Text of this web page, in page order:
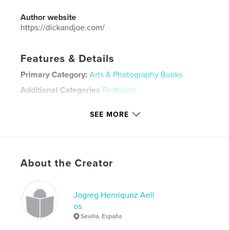
Author website
https://dickandjoe.com/
Features & Details
Primary Category: Arts & Photography Books
Additional Categories Portfolios
Keywords
SEE MORE
About the Creator
Jogreg Henriquez Aell
os
Sevilla, España